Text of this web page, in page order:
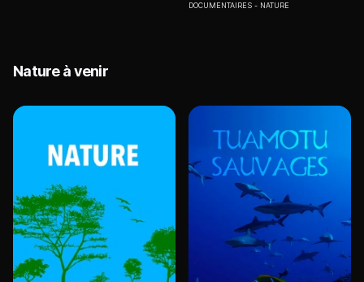
DOCUMENTAIRES NATURE
Nature à venir